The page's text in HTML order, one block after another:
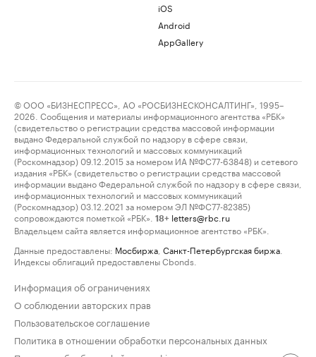
iOS
Android
AppGallery
© ООО «БИЗНЕСПРЕСС», АО «РОСБИЗНЕСКОНСАЛТИНГ», 1995–
2026. Сообщения и материалы информационного агентства «РБК»
(свидетельство о регистрации средства массовой информации
выдано Федеральной службой по надзору в сфере связи,
информационных технологий и массовых коммуникаций
(Роскомнадзор) 09.12.2015 за номером ИА №ФС77-63848) и сетевого
издания «РБК» (свидетельство о регистрации средства массовой
информации выдано Федеральной службой по надзору в сфере связи,
информационных технологий и массовых коммуникаций
(Роскомнадзор) 03.12.2021 за номером ЭЛ №ФС77-82385)
сопровождаются пометкой «РБК».
18+ letters@rbc.ru
Владельцем сайта является информационное агентство «РБК».
Данные предоставлены: Мосбиржа Санкт-Петербургская биржа
Индексы облигаций предоставлены Cbonds.
Информация об ограничениях
О соблюдении авторских прав
Пользовательское соглашение
Политика в отношении обработки персональных данных